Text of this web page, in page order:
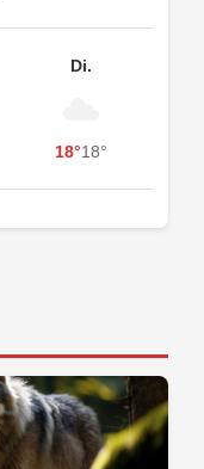
Di.
18°18°